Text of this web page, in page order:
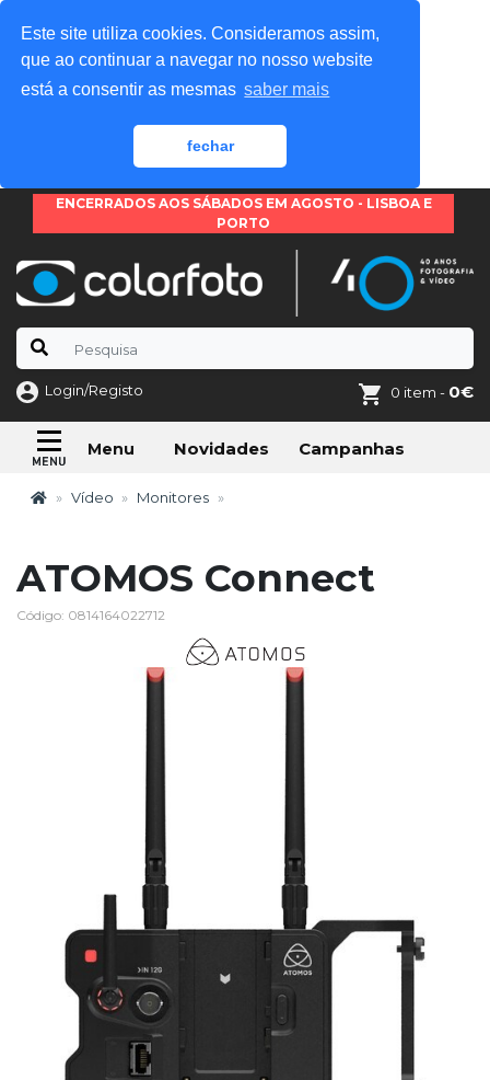
Este site utiliza cookies. Consideramos assim,
que ao continuar a navegar no nosso website
está a consentir as mesmas saber mais
fechar
ENCERRADOS AOS SÁBADOS EM AGOSTO - LISBOA E
PORTO
Login/Registo 0 item - 0€
Menu Novidades Campanhas
Vídeo Monitores
ATOMOS Connect
Código: 0814164022712